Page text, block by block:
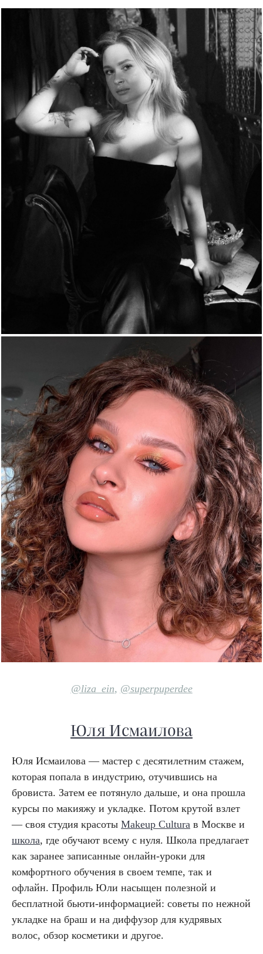
@liza_ein, @superpuperdee
Юля Исмаилова
Юля Исмаилова — мастер с десятилетним стажем,
которая попала в индустрию, отучившись на
бровиста. Затем ее потянуло дальше, и она прошла
курсы по макияжу и укладке. Потом крутой взлет
— своя студия красоты Makeup Cultura в Москве и
школа, где обучают всему с нуля. Школа предлагает
как заранее записанные онлайн-уроки для
комфортного обучения в своем темпе, так и
офлайн. Профиль Юли насыщен полезной и
бесплатной бьюти-информацией: советы по нежной
укладке на браш и на диффузор для кудрявых
волос, обзор косметики и другое.